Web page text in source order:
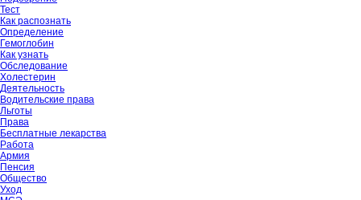
Тест
Как распознать
Определение
Гемоглобин
Как узнать
Обследование
Холестерин
Деятельность
Водительские права
Льготы
Права
Бесплатные лекарства
Работа
Армия
Пенсия
Общество
Уход